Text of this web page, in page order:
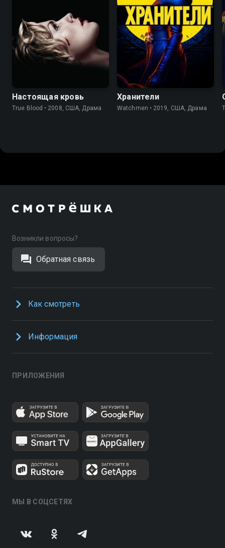
Настоящая кровь
True Blood • 2008, США, Драма
8.2
Хранители
Watchmen • 2019, США, Драма
Возникли вопросы?
Обратная связь
Как смотреть
Информация
ПРИЛОЖЕНИЯ
МЫ В СОЦСЕТЯХ